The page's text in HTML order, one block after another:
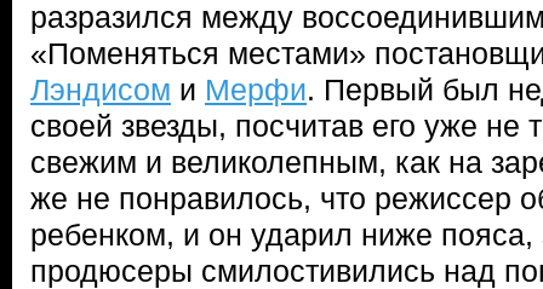
разразился между
«Поменяться местами»
Лэндисом и Мерфи. Первый был
своей звезды, посчитав его уже не
свежим и великолепным, как на
же не понравилось, что режиссер
ребенком, и он ударил ниже пояса,
продюсеры смилостивились над